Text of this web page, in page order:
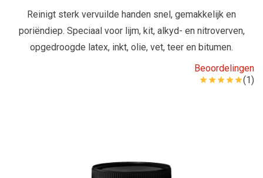
Reinigt sterk vervuilde handen snel, gemakkelijk en
poriëndiep. Speciaal voor lijm, kit, alkyd- en nitroverven,
opgedroogde latex, inkt, olie, vet, teer en bitumen.
Beoordelingen
(1)